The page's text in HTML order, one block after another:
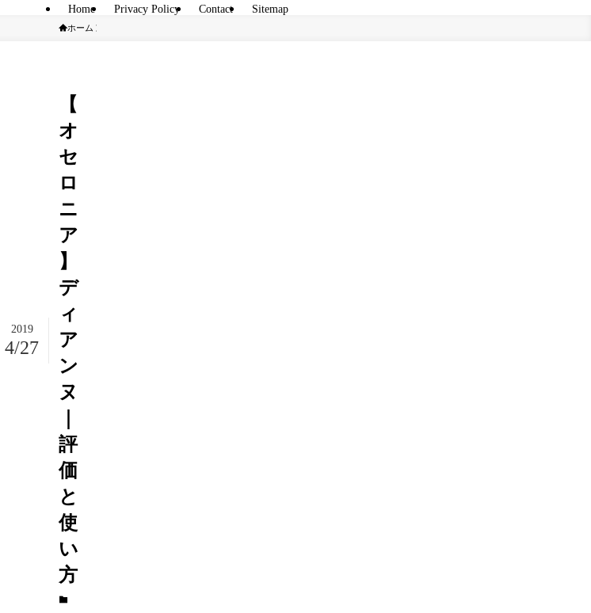
Home Privacy Policy Contact Sitemap
ホーム
【
オ
セ
ロ
ニ
ア
】
デ
ィ
ア
ン
ヌ
評
価
と
使
い
方
2019
4/27